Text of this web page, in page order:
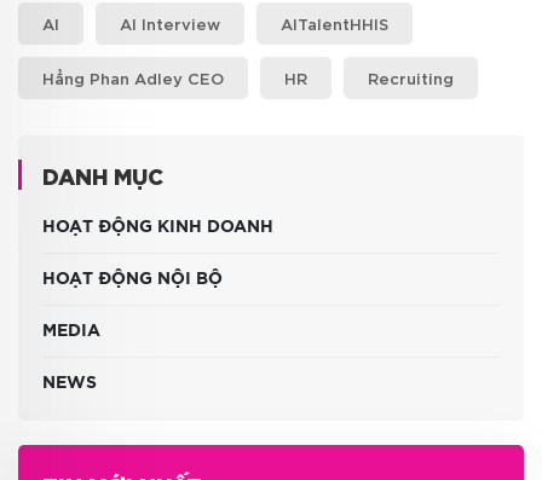
AI AI Interview AITalentHHIS
Hẳng Phan Adley CEO HR Recruiting
DANH MỤC
HOẠT ĐỘNG KINH DOANH
HOẠT ĐỘNG NỘI BỘ
MEDIA
NEWS